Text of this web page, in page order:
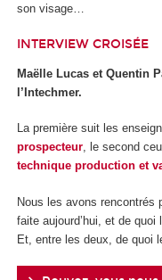
son visage…
INTERVIEW CROISÉE
Maëlle Lucas et Quentin
l’Intechmer.
La première suit les
prospecteur, le second
technique production et
Nous les avons rencontrés
faite aujourd’hui, et de
Et, entre les deux, de quoi